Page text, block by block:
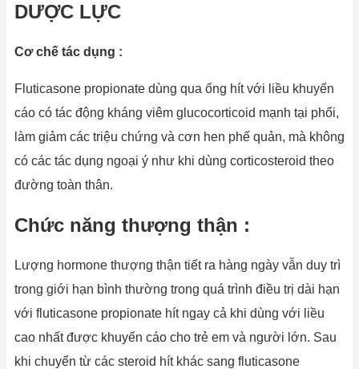
DƯỢC LỰC
Cơ chế tác dụng :
Fluticasone propionate dùng qua ống hít với liều khuyến
cáo có tác động kháng viêm glucocorticoid mạnh tại phổi,
làm giảm các triệu chứng và cơn hen phế quản, mà không
có các tác dụng ngoại ý như khi dùng corticosteroid theo
đường toàn thân.
Chức năng thượng thận :
Lượng hormone thượng thận tiết ra hàng ngày vẫn duy trì
trong giới hạn bình thường trong quá trình điều trị dài hạn
với fluticasone propionate hít ngay cả khi dùng với liều
cao nhất được khuyến cáo cho trẻ em và người lớn. Sau
khi chuyển từ các steroid hít khác sang fluticasone